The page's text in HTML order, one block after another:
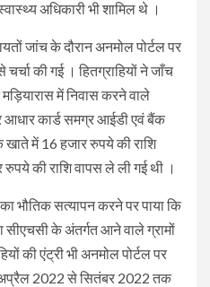
अधिकारी भी शामिल थे ।
जांच के दौरान अनमोल पोर्टल पर
चर्चा की गई । हितग्राहियों ने जाँच
में निवास करने वाले
आधार कार्ड समग्र आईडी एवं बैंक
में 16 हजार रुपये की राशि
रुपये की राशि वापस ले ली गई थी ।
भौतिक सत्यापन करने पर पाया कि
सीएचसी के अंतर्गत आने वाले ग्रामों
की एंट्री भी अनमोल पोर्टल पर
अप्रैल 2022 से सितंबर 2022 तक